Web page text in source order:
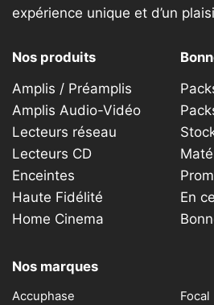
expérience unique et d’un
Nos produits
Amplis / Préamplis
Amplis Audio-Vidéo
Lecteurs réseau
Lecteurs CD
Enceintes
Haute Fidélité
Home Cinema
En
Nos marques
Accuphase
Focal